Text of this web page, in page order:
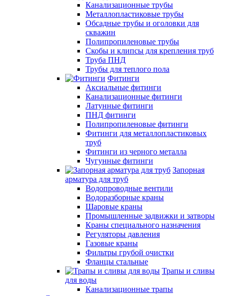
Канализационные трубы
Металлопластиковые трубы
Обсадные трубы и оголовки для
скважин
Полипропиленовые трубы
Скобы и клипсы для крепления труб
Труба ПНД
Трубы для теплого пола
Фитинги
Аксиальные фитинги
Канализационные фитинги
Латунные фитинги
ПНД фитинги
Полипропиленовые фитинги
Фитинги для металлопластиковых
труб
Фитинги из черного металла
Чугунные фитинги
Запорная
арматура для труб
Водопроводные вентили
Водоразборные краны
Шаровые краны
Промышленные задвижки и затворы
Краны специального назначения
Регуляторы давления
Газовые краны
Фильтры грубой очистки
Фланцы стальные
Трапы и сливы
для воды
Канализационные трапы